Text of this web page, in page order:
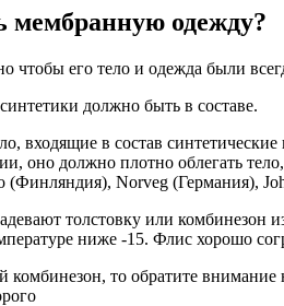
мембранную одежду?
чтобы его тело и одежда были
должно быть в составе.
входящие в состав
оно должно плотно облегать
(Финляндия), Norveg (Германия),
толстовку или комбинезон
ниже -15. Флис хорошо
то обратите